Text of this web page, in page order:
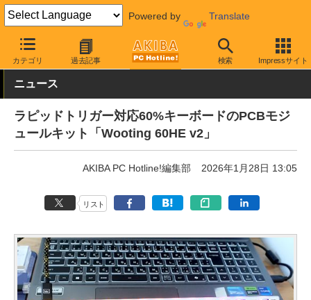
Powered by Translate
カテゴリ 過去記事 検索 Impressサイト
AKIBA PC Hotline! PC周辺機器 キーボード その他
ニュース
ラピッドトリガー対応60%キーボードのPCBモジ
ュールキット「Wooting 60HE v2」
AKIBA PC Hotline!編集部 2026年1月28日 13:05
リスト